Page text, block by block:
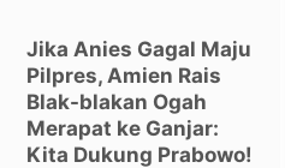
Jika Anies Gagal Maju
Pilpres, Amien Rais
Blak-blakan Ogah
Merapat ke Ganjar:
Kita Dukung Prabowo!